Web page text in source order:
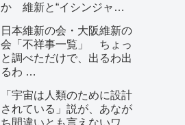
か 維新と“イシンジャ
る、大阪で起きていること
日本維新の会・大阪維新の
会「不祥事一覧」 ちょっ
と調べただけで、出るわ出
るわ …
「宇宙は人類のために設計
されている」説が、あなが
ち間違いとも言えないワ